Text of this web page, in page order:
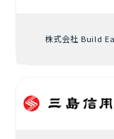
株式会社 Build